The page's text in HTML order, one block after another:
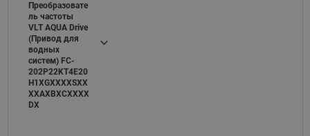
Преобразовате
ль частоты
VLT AQUA Drive
(Привод для
водных
систем) FC-
202P22KT4E20
H1XGXXXXSXX
XXAXBXCXXXX
DX